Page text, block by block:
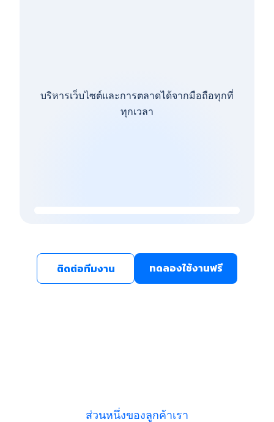
บริหารเว็บไซต์และการตลาดได้จากมือถือทุกที่
ทุกเวลา
ติดต่อทีมงาน ทดลองใช้งานฟรี
ส่วนหนึ่งของลูกค้าเรา